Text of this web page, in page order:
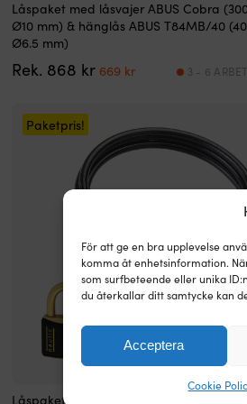
För att ge en bra upplevelse
komma åt enhetsinformation.
som surfbeteende eller unika
du återkallar ditt samtycke kan
Acceptera
Cookie
Låspaket med låsvajer ABUS Cobra
Ø10 mm) & hänglås ABUS T84MB/40
Ø6.5 mm)
Rek. 868 kr Det
868 kr.
669 krDet
669 kr.
3 - 6
Paketpris!
Låspaket med låsvajer ABUS Cobra (200